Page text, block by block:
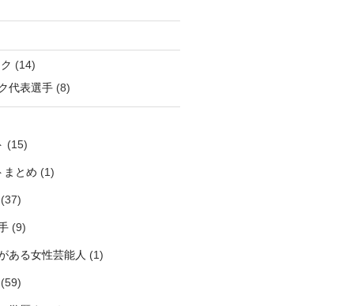
(14)
代表選手(8)
(15)
まとめ (1)
(37)
(9)
ある女性芸能人 (1)
(59)